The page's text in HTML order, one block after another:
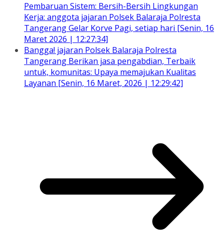
Pembaruan Sistem: Bersih-Bersih Lingkungan
Kerja: anggota jajaran Polsek Balaraja Polresta
Tangerang Gelar Korve Pagi, setiap hari [Senin, 16
Maret 2026 | 12:27:34]
Bangga! jajaran Polsek Balaraja Polresta
Tangerang Berikan jasa pengabdian, Terbaik
untuk, komunitas: Upaya memajukan Kualitas
Layanan [Senin, 16 Maret, 2026 | 12:29:42]